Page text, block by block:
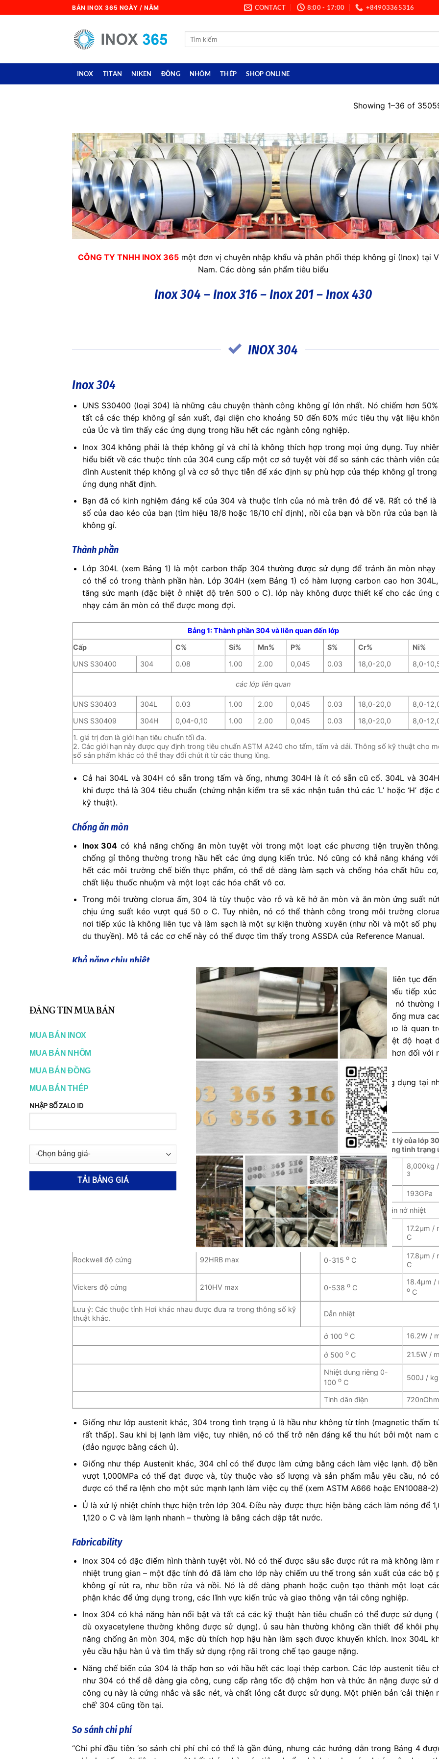
to
BÁN INOX 365 NGÀY / NĂM CONTACT 8:00 - 17:00 +84903365316
Search
INOX TITAN NIKEN ĐỒNG NHÔM THÉP SHOP ONLINE
Showing 1–36 of
CÔNG TY TNHH INOX 365 một đơn vị chuyên nhập khẩu và phân phối thép không gỉ (Inox) tại
Nam. Các dòng sản phẩm tiêu biểu
Inox 304 – Inox 316 – Inox 201 – Inox 430
INOX 304
Inox 304
UNS S30400 (loại 304) là những câu chuyện thành công không gỉ lớn nhất. Nó chiếm hơn
tất cả các thép không gỉ sản xuất, đại diện cho khoảng 50 đến 60% mức tiêu thụ vật liệu
của Úc và tìm thấy các ứng dụng trong hầu hết các ngành công nghiệp.
Inox 304 không phải là thép không gỉ và chỉ là không thích hợp trong mọi ứng dụng. Tuy
hiểu biết về các thuộc tính của 304 cung cấp một cơ sở tuyệt vời để so sánh các thành viên
đình Austenit thép không gỉ và cơ sở thực tiễn để xác định sự phù hợp của thép không gỉ trong
ứng dụng nhất định.
Bạn đã có kinh nghiệm đáng kể của 304 và thuộc tính của nó mà trên đó để vẽ. Rất có thể là
số của dao kéo của bạn (tìm hiệu 18/8 hoặc 18/10 chỉ định), nồi của bạn và bồn rửa của bạn
không gỉ.
Thành phần
Lớp 304L (xem Bảng 1) là một carbon thấp 304 thường được sử dụng để tránh ăn mòn nhạy
có thể có trong thành phần hàn. Lớp 304H (xem Bảng 1) có hàm lượng carbon cao hơn
tăng sức mạnh (đặc biệt ở nhiệt độ trên 500 o C). lớp này không được thiết kế cho các ứng
nhạy cảm ăn mòn có thể được mong đợi.
Bảng 1: Thành phần 304 và liên quan đến lớp
Cấp
C% Si% Mn% P% S% Cr%
Ni%
UNS S30400
304 0.08 1.00 2.00 0,045 0.03 18,0-20,0 8,0-
các lớp liên quan
UNS S30403 304L 0.03 1.00 2.00 0,045 0.03 18,0-20,0
8,0-
UNS S30409
304H 0,04-0,10 1.00 2.00 0,045 0.03 18,0-20,0
8,0-
1. giá trị đơn là giới hạn tiêu chuẩn tối đa.
2. Các giới hạn này được quy định trong tiêu chuẩn ASTM A240 cho tấm, tấm và dải. Thông số kỹ thuật cho
số sản phẩm khác có thể thay đổi chút ít từ các thung lũng.
Cả hai 304L và 304H có sẵn trong tấm và ống, nhưng 304H là ít có sẵn cũ cổ. 304L và
khi được thả là 304 tiêu chuẩn (chứng nhận kiểm tra sẽ xác nhận tuân thủ các ‘L’ hoặc ‘H’ đặc
kỹ thuật).
Chống ăn mòn
Inox 304 có khả năng chống ăn mòn tuyệt vời trong một loạt các phương tiện truyền
chống gỉ thông thường trong hầu hết các ứng dụng kiến ​​trúc. Nó cũng có khả năng kháng với
hết các môi trường chế biến thực phẩm, có thể dễ dàng làm sạch và chống hóa chất hữu
chất liệu thuốc nhuộm và một loạt các hóa chất vô cơ.
Trong môi trường clorua ấm, 304 là tùy thuộc vào rỗ và kẽ hở ăn mòn và ăn mòn ứng suất
chịu ứng suất kéo vượt quá 50 o C. Tuy nhiên, nó có thể thành công trong môi trường
nơi tiếp xúc là không liên tục và làm sạch là một sự kiện thường xuyên (như nồi và một số phụ
du thuyền). Mô tả các cơ chế này có thể được tìm thấy trong ASSDA của Reference Manual.
Khả năng chịu nhiệt
có khả năng chống oxy hóa tốt phục vụ liên tục tới 870 o C và phục vụ liên tục đến
o C. Sử dụng liên tục 304 trong khoảng 425-860 o C không được khuyến cáo nếu tiếp xúc
theo với môi trường dung dịch nước nhiệt độ phòng được dự đoán trước, nhưng nó thường
động tốt ở nhiệt độ dao động ở trên và dưới phạm vi này. Lớp 304L là khả năng chống mưa
và có thể được sử dụng trong phạm vi nhiệt độ trên. Trường hợp độ bền nhiệt cao là quan
giá trị carbon cao hơn được yêu cầu. Ví dụ, tàu AS1210 Pressure luật giới hạn nhiệt độ hoạt
của 304L đến 425 o C và hạn chế sử dụng 304 đến giá trị carbon 0.04% hoặc cao hơn đối với
độ trên 550 o C.
Inox 304 có độ dẻo dai tuyệt vời xuống nhiệt độ của khí hóa lỏng và tìm thấy ứng dụng tại
nhiệt độ này.
Tính chất vật lý và cơ học (xem bảng 2 và 3)
Bảng 2: Tính chất cơ học của lớp 304 (điều kiện ủ) được đưa ra
trong tiêu chuẩn ASTM A240M
Bảng 3: Tính chất vật lý của lớp
(giá trị điển hình trong tình trạng
Sức căng 515MPa phút Tỉ trọng
8,000kg
3
0,2% ứng suất dư 205MPa phút Mô đun đàn hồi
193GPa
40% min Có nghĩa là hệ số giãn nở nhiệt
201HB max 0-100oC
17.2μm /
C
Rockwell độ cứng 92HRB max 0-315o C
17.8μm /
C
Vickers độ cứng 210HV max 0-538o C
18.4μm /
o C
Lưu ý: Các thuộc tính Hơi khác nhau được đưa ra trong thông số kỹ
thuật khác.
Dẫn nhiệt
ở 100o C 16.2W /
ở 500o C 21.5W /
Nhiệt dung riêng 0-
100o C
500J /
Tinh dân điện
Giống như lớp austenit khác, 304 trong tình trạng ủ là hầu như không từ tính (magnetic thấm
rất thấp). Sau khi bị lạnh làm việc, tuy nhiên, nó có thể trở nên đáng kể thu hút bởi một nam
(đảo ngược bằng cách ủ).
Giống như thép Austenit khác, 304 chỉ có thể được làm cứng bằng cách làm việc lạnh. độ
vượt 1,000MPa có thể đạt được và, tùy thuộc vào số lượng và sản phẩm mẫu yêu cầu, nó
được có thể ra lệnh cho một sức mạnh lạnh làm việc cụ thể (xem ASTM A666 hoặc EN10088-
Ủ là xử lý nhiệt chính thực hiện trên lớp 304. Điều này được thực hiện bằng cách làm nóng để
1,120 o C và làm lạnh nhanh – thường là bằng cách dập tắt nước.
Fabricability
Inox 304 có đặc điểm hình thành tuyệt vời. Nó có thể được sâu sắc được rút ra mà không làm
nhiệt trung gian – một đặc tính đó đã làm cho lớp này chiếm ưu thế trong sản xuất của các bộ
không gỉ rút ra, như bồn rửa và nồi. Nó là dễ dàng phanh hoặc cuộn tạo thành một loạt
phận khác để ứng dụng trong, các lĩnh vực kiến ​​trúc và giao thông vận tải công nghiệp.
Inox 304 có khả năng hàn nổi bật và tất cả các kỹ thuật hàn tiêu chuẩn có thể được sử dụng
dù oxyacetylene thường không được sử dụng). ủ sau hàn thường không cần thiết để khôi
năng chống ăn mòn 304, mặc dù thích hợp hậu hàn làm sạch được khuyến khích. Inox 304L
yêu cầu hậu hàn ủ và tìm thấy sử dụng rộng rãi trong chế tạo gauge nặng.
Năng chế biến của 304 là thấp hơn so với hầu hết các loại thép carbon. Các lớp austenit tiêu
như 304 có thể dễ dàng gia công, cung cấp rằng tốc độ chậm hơn và thức ăn nặng được sử
công cụ này là cứng nhắc và sắc nét, và chất lỏng cắt được sử dụng. Một phiên bản ‘cải thiện
chế’ 304 cũng tồn tại.
So sánh chi phí
“Chi phí đầu tiên ‘so sánh chi phí chỉ có thể là gần đúng, nhưng các hướng dẫn trong Bảng 4
CLOSE
THIS
MODULE
ĐĂNG TIN MUA BÁN
MUA BÁN INOX
MUA BÁN NHÔM
MUA BÁN ĐỒNG
MUA BÁN THÉP
NHẬP SỐ ZALO ID